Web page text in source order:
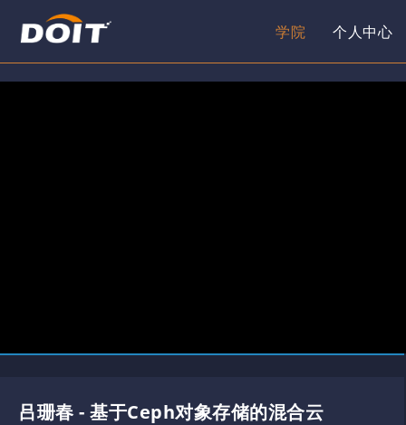
学院 个人中心
吕珊春 - 基于Ceph对象存储的混合云